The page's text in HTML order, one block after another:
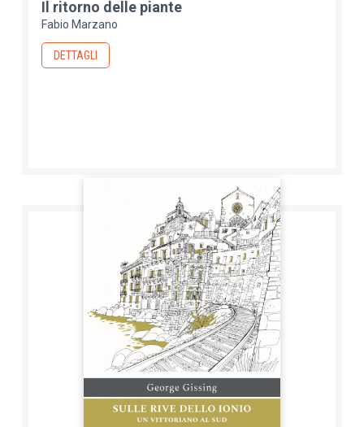
Il ritorno delle piante
Fabio Marzano
DETTAGLI